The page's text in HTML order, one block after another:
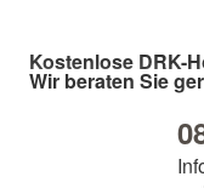
Kostenlose DRK-
Wir beraten Sie